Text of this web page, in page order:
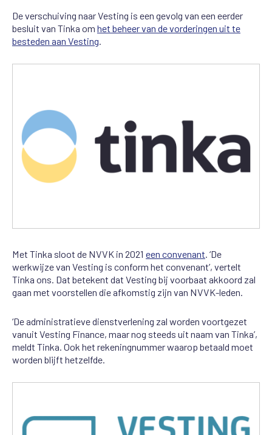
De verschuiving naar Vesting is een gevolg van een eerder
besluit van Tinka om het beheer van de vorderingen uit te
besteden aan Vesting
Met Tinka sloot de NVVK in 2021 een convenant. ‘De
werkwijze van Vesting is conform het convenant’, vertelt
Tinka ons. Dat betekent dat Vesting bij voorbaat akkoord zal
gaan met voorstellen die afkomstig zijn van NVVK-leden.
‘De administratieve dienstverlening zal worden voortgezet
vanuit Vesting Finance, maar nog steeds uit naam van Tinka’,
meldt Tinka. Ook het rekeningnummer waarop betaald moet
worden blijft hetzelfde.